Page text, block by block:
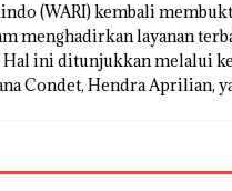
(WARI) kembali
menghadirkan layanan
Hal ini ditunjukkan melalui
Condet, Hendra Aprilian,